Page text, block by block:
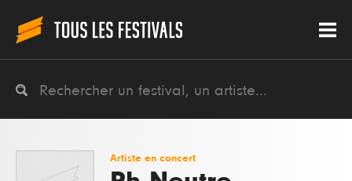
Artiste en concert